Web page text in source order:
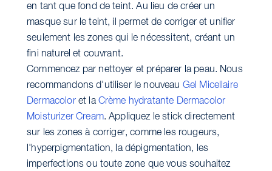
en tant que fond de teint. Au lieu de créer un
masque sur le teint, il permet de corriger et unifier
seulement les zones qui le nécessitent, créant un
fini naturel et couvrant.
Commencez par nettoyer et préparer la peau. Nous
recommandons d'utiliser le nouveau Gel Micellaire
Dermacoloret laCrème hydratante Dermacolor
Moisturizer Cream. Appliquez le stick directement
sur les zones à corriger, comme les rougeurs,
l'hyperpigmentation, la dépigmentation, les
imperfections ou toute zone que vous souhaitez